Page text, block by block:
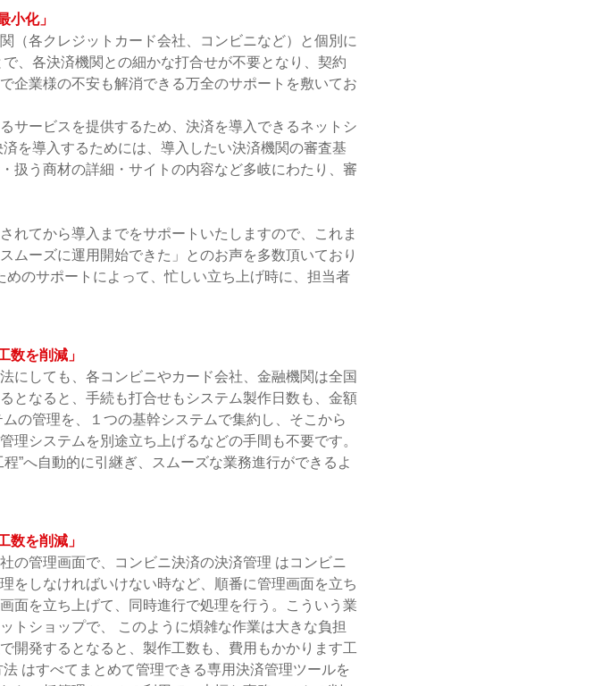
小化」
（各クレジットカード会社、コンビニなど）と個別に
、各決済機関との細かな打合せが不要となり、契約
企業様の不安も解消できる万全のサポートを敷いてお
サービスを提供するため、決済を導入できるネットシ
を導入するためには、導入したい決済機関の審査基
扱う商材の詳細・サイトの内容など多岐にわたり、審
れてから導入までをサポートいたしますので、これま
ムーズに運用開始できた」とのお声を多数頂いており
のサポートによって、忙しい立ち上げ時に、担当者
数を削減」
にしても、各コンビニやカード会社、金融機関は全国
となると、手続も打合せもシステム製作日数も、金額
の管理を、１つの基幹システムで集約し、そこから
システムを別途立ち上げるなどの手間も不要です。
”へ自動的に引継ぎ、スムーズな業務進行ができるよ
数を削減」
の管理画面で、コンビニ決済の決済管理 はコンビニ
をしなければいけない時など、順番に管理画面を立ち
面を立ち上げて、同時進行で処理を行う。こういう業
トショップで、 このように煩雑な作業は大きな負担
開発するとなると、製作工数も、費用もかかります工
はすべてまとめて管理できる専用決済管理ツールを